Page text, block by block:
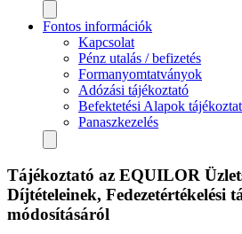
Fontos információk
Kapcsolat
Pénz utalás / befizetés
Formanyomtatványok
Adózási tájékoztató
Befektetési Alapok
Panaszkezelés
Tájékoztató az EQUILOR
Díjtételeinek, Fedezetértékelési
módosításáról